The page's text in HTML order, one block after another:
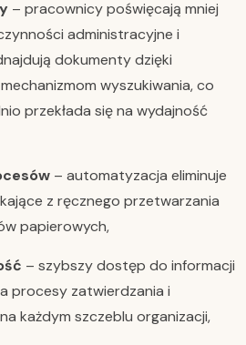
– pracownicy poświęcają mniej
administracyjne i
dokumenty dzięki
wyszukiwania, co
przekłada się na wydajność
– automatyzacja eliminuje
z ręcznego przetwarzania
papierowych,
– szybszy dostęp do informacji
procesy zatwierdzania i
każdym szczeblu organizacji,